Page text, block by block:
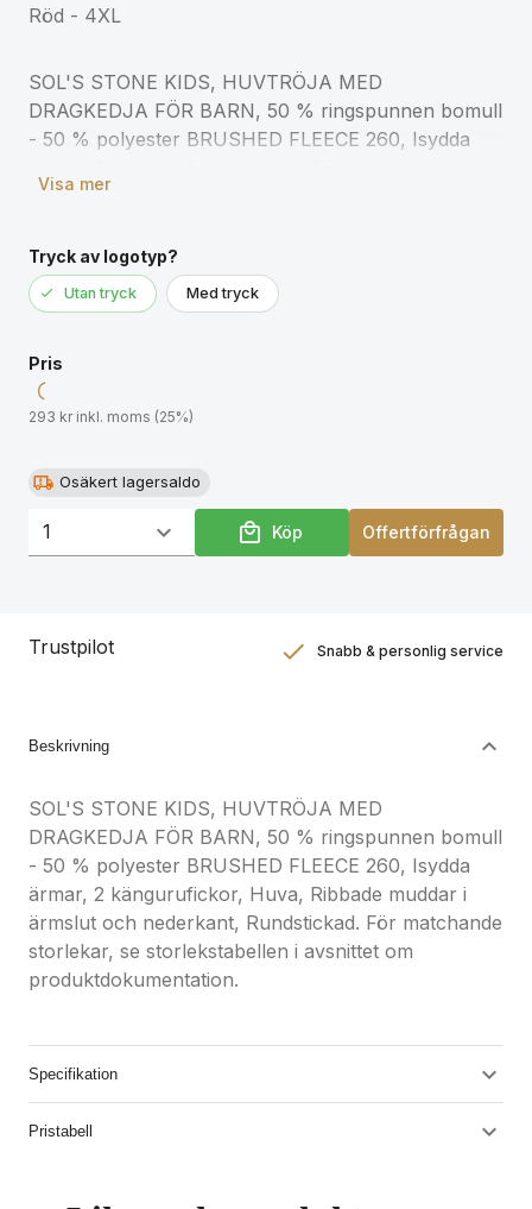
Röd - 4XL
SOL'S STONE KIDS, HUVTRÖJA MED
DRAGKEDJA FÖR BARN, 50 % ringspunnen bomull
- 50 % polyester BRUSHED FLEECE 260, Isydda
ärmslut och nederkant, Rundstickad. För matchande
produktdokumentation.
Visa mer
Tryck av logotyp?
Utan tryck Med tryck
Pris
293 kr inkl. moms (25%)
Osäkert lagersaldo
Köp Offertförfrågan
Trustpilot Snabb & personlig service
Beskrivning
SOL'S STONE KIDS, HUVTRÖJA MED
DRAGKEDJA FÖR BARN, 50 % ringspunnen bomull
- 50 % polyester BRUSHED FLEECE 260, Isydda
ärmar, 2 kängurufickor, Huva, Ribbade muddar i
ärmslut och nederkant, Rundstickad. För matchande
storlekar, se storlekstabellen i avsnittet om
produktdokumentation.
Specifikation
Pristabell